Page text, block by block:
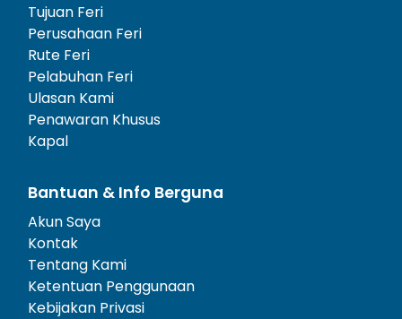
Tujuan Feri
Perusahaan Feri
Rute Feri
Pelabuhan Feri
Ulasan Kami
Penawaran Khusus
Kapal
Bantuan & Info Berguna
Akun Saya
Kontak
Tentang Kami
Ketentuan Penggunaan
Kebijakan Privasi